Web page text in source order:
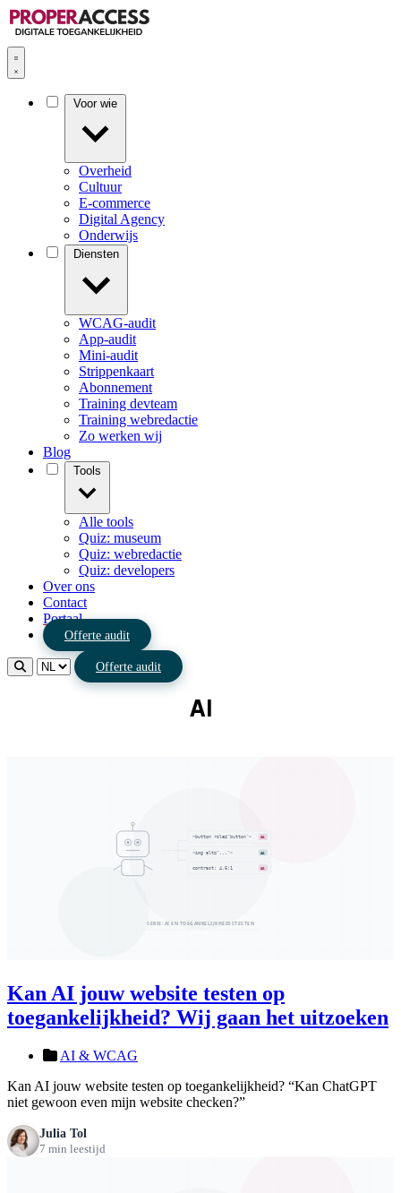
Overheid
Cultuur
E-commerce
Digital Agency
Onderwijs
WCAG-audit
App-audit
Mini-audit
Strippenkaart
Abonnement
Training devteam
Training webredactie
Zo werken wij
Blog
Alle tools
Quiz: museum
Quiz: webredactie
Quiz: developers
Over ons
Contact
Portaal
Offerte audit
Offerte audit
AI
Kan AI jouw website testen op
toegankelijkheid? Wij gaan het uitzoeken
AI & WCAG
Kan AI jouw website testen op toegankelijkheid? “Kan ChatGPT
niet gewoon even mijn website checken?”
Julia Tol
7 min leestijd